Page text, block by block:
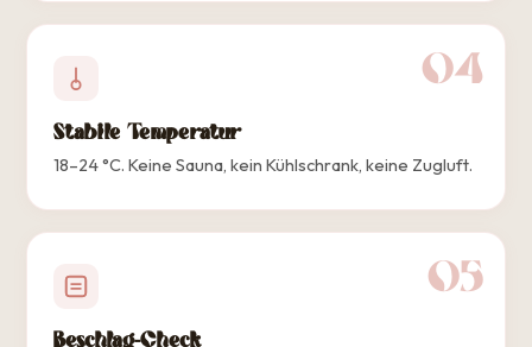
04
Stabile Temperatur
18–24 °C. Keine Sauna, kein Kühlschrank, keine Zugluft.
05
Beschlag-Check